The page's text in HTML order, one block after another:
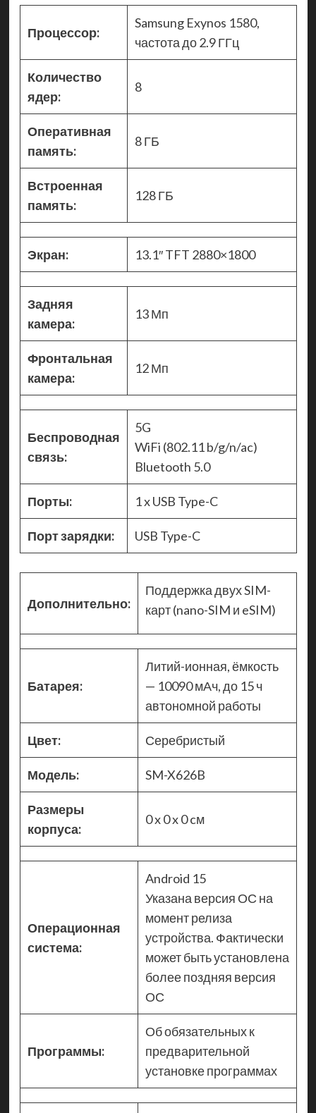
Процессор:
Samsung Exynos 1580,
частота до 2.9 ГГц
Количество
ядер:
8
Оперативная
память:
8 ГБ
Встроенная
память:
128 ГБ
Экран: 13.1″ TFT 2880×1800
Задняя
камера:
13 Мп
Фронтальная
камера:
12 Мп
Беспроводная
связь:
5G
WiFi (802.11 b/g/n/ac)
Bluetooth 5.0
Порты: 1 x USB Type-C
Порт зарядки: USB Type-C
Дополнительно:
Поддержка двух SIM-
карт (nano-SIM и eSIM)
Батарея:
Литий-ионная, ёмкость
— 10090 мАч, до 15 ч
автономной работы
Цвет: Серебристый
Модель: SM-X626B
Размеры
корпуса:
0 x 0 x 0 cм
Операционная
система:
Android 15
Указана версия ОС на
момент релиза
устройства. Фактически
может быть установлена
более поздняя версия
ОС
Программы:
Об обязательных к
предварительной
установке программах